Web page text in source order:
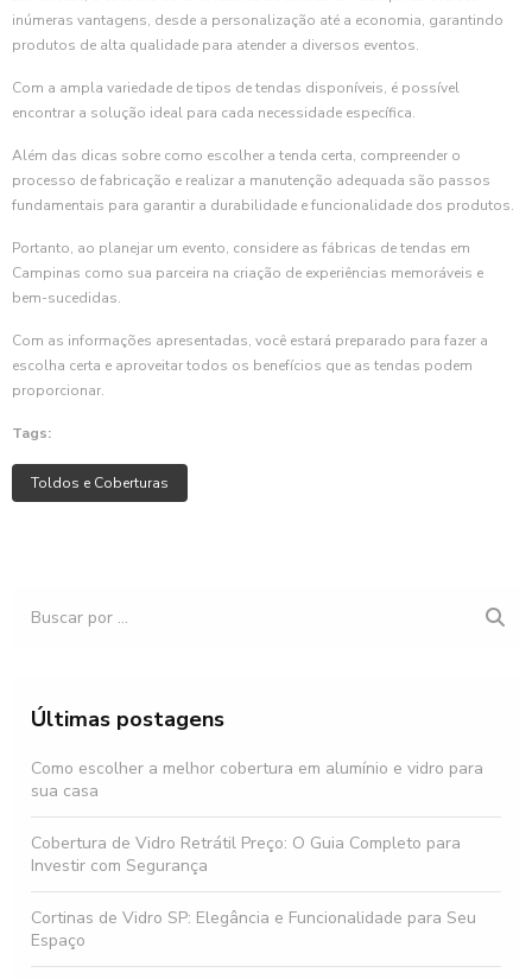
inúmeras vantagens, desde a personalização até a economia, garantindo
produtos de alta qualidade para atender a diversos eventos.
Com a ampla variedade de tipos de tendas disponíveis, é possível
encontrar a solução ideal para cada necessidade específica.
Além das dicas sobre como escolher a tenda certa, compreender o
processo de fabricação e realizar a manutenção adequada são passos
fundamentais para garantir a durabilidade e funcionalidade dos produtos.
Portanto, ao planejar um evento, considere as fábricas de tendas em
Campinas como sua parceira na criação de experiências memoráveis e
bem-sucedidas.
Com as informações apresentadas, você estará preparado para fazer a
escolha certa e aproveitar todos os benefícios que as tendas podem
proporcionar.
Tags:
Toldos e Coberturas
Últimas postagens
Como escolher a melhor cobertura em alumínio e vidro para
sua casa
Cobertura de Vidro Retrátil Preço: O Guia Completo para
Investir com Segurança
Cortinas de Vidro SP: Elegância e Funcionalidade para Seu
Espaço